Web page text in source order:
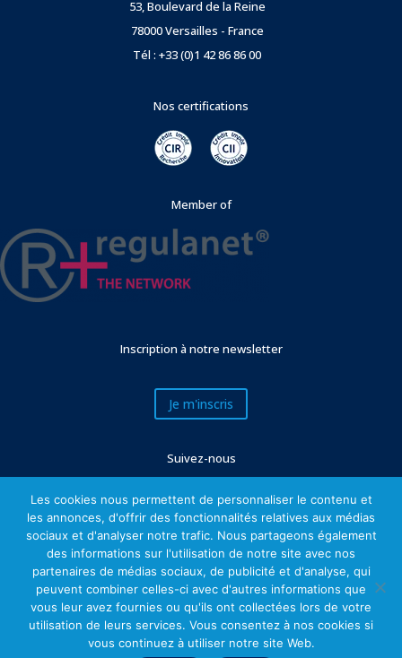
53, Boulevard de la Reine
78000 Versailles - France
Tél : +33 (0)1 42 86 86 00
Nos certifications
Member of
Inscription à notre newsletter
Je m'inscris
Suivez-nous
Mentions légales
Les cookies nous permettent de personnaliser le contenu et
les annonces, d'offrir des fonctionnalités relatives aux médias
sociaux et d'analyser notre trafic. Nous partageons également
des informations sur l'utilisation de notre site avec nos
partenaires de médias sociaux, de publicité et d'analyse, qui
peuvent combiner celles-ci avec d'autres informations que
vous leur avez fournies ou qu'ils ont collectées lors de votre
utilisation de leurs services. Vous consentez à nos cookies si
vous continuez à utiliser notre site Web.